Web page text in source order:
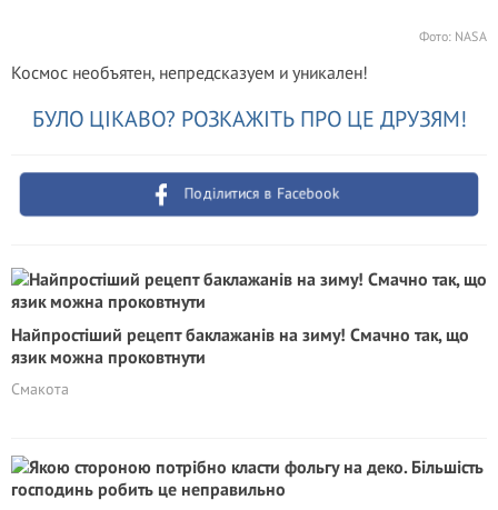
Фото: NASA
Космос необъятен, непредсказуем и уникален!
БУЛО ЦІКАВО? РОЗКАЖІТЬ ПРО ЦЕ ДРУЗЯМ!
Поділитися в Facebook
Найпростіший рецепт баклажанів на зиму! Смачно так, що
язик можна проковтнути
Смакота